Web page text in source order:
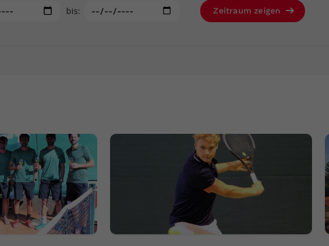
bis: Zeitraum zeigen
Ihrer vorgenommen Einstellungen, falls der